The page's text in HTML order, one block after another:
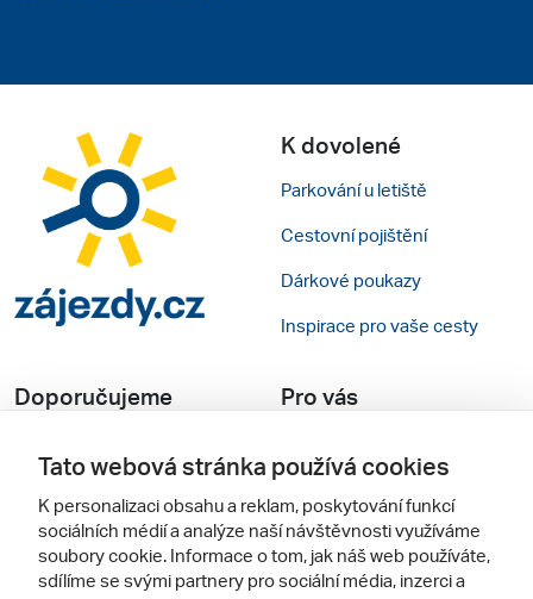
K dovolené
Parkování u letiště
Cestovní pojištění
Dárkové poukazy
Inspirace pro vaše cesty
Doporučujeme
Cestovní kanceláře
Zájazdy.sk
Pro vás
Nastavení cookies
Mobilní verze webu
Tato webová stránka používá cookies
K personalizaci obsahu a reklam, poskytování funkcí
sociálních médií a analýze naší návštěvnosti využíváme
sdílíme se svými partnery pro sociální média, inzerci a
analýzy. Partneři tyto údaje mohou zkombinovat s dalšími
důsledku toho, že používáte jejich služby.
Podrobné nastavení
Povolit